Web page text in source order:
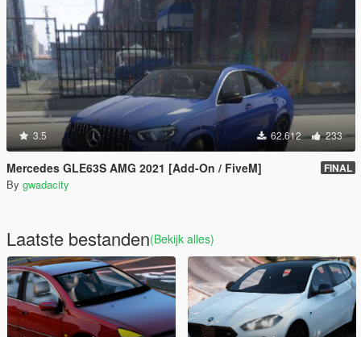
3.5 62.612 233
Mercedes GLE63S AMG 2021 [Add-On / FiveM] FINAL
By gwadacity
Laatste bestanden(Bekijk alles)